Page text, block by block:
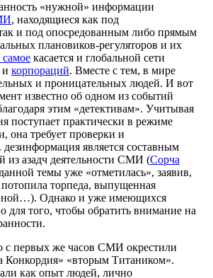
«нужной» информации
, находящиеся как под
и под опосредованным либо прямым
плановиков-регуляторов и их
касается и глобальной сети
и корпораций. Вместе с тем, в мире
и проницательных людей. И вот
известно об одном из событий
этим «детективам». Учитывая
поступает практически в режиме
она требует проверки и
дезинформация является составным
из азадч деятельности СМИ (Сорча
темы уже «отметилась», заявив,
торпеда, выпущенная
Однако и уже имеющихся
для того, чтобы обратить внимание на
с первых же часов СМИ окрестили
Конкордия» «вторым Титаником».
как опыт людей, лично